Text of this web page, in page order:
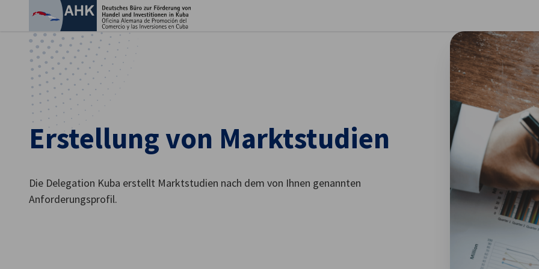
Erstellung von Marktstudien
Die Delegation Kuba erstellt Marktstudien nach dem von Ihnen genannten
Anforderungsprofil.